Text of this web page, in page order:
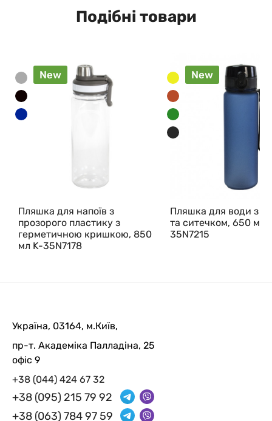
Подібні товари
New
Пляшка для напоїв з
прозорого пластику з
герметичною кришкою, 850
мл K-35N7178
New
Пляшка для води з
та ситечком, 650 мл
35N7215
Україна, 03164, м.Київ,
пр-т. Академіка Палладіна, 25
офіс 9
+38 (044) 424 67 32
+38 (095) 215 79 92
+38 (063) 784 97 59